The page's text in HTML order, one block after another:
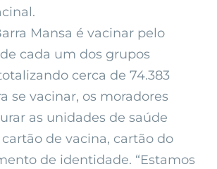
Mansa é vacinar pelo
cada um dos grupos
cerca de 74.383
se vacinar, os moradores
as unidades de saúde
de vacina, cartão do
de identidade. “Estamos